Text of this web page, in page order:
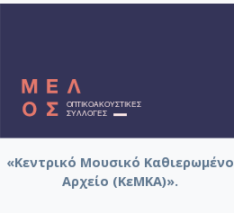
«Κεντρικό Μουσικό Καθιερωμένο
Αρχείο (ΚεΜΚΑ)».